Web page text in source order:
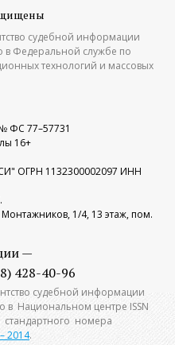
судебной информации
в Федеральной службе по
технологий и массовых
ФС 77–57731
16+
ОГРН 1132300002097 ИНН
1/4, 13 этаж, пом.
—
428-40-96
судебной информации
в Национальном центре ISSN
номера
2014.